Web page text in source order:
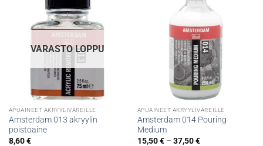
valinnat
sivulla.VARASTO LOPPU
APUAINEET AKRYYLIVÄREILLE
Amsterdam 013 akryylin
poistoaine
8,60€
APUAINEET AKRYYLIVÄREILLE
Amsterdam 014 Pouring
Medium
15,50€ – 37,50€Hintaluokka: